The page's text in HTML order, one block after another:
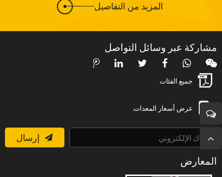
المزيد من التفاصيل
مشاركة عبر وسائل التواصل
جميع الفئات
عرض أسعار المعدات
إرسال
المعارض